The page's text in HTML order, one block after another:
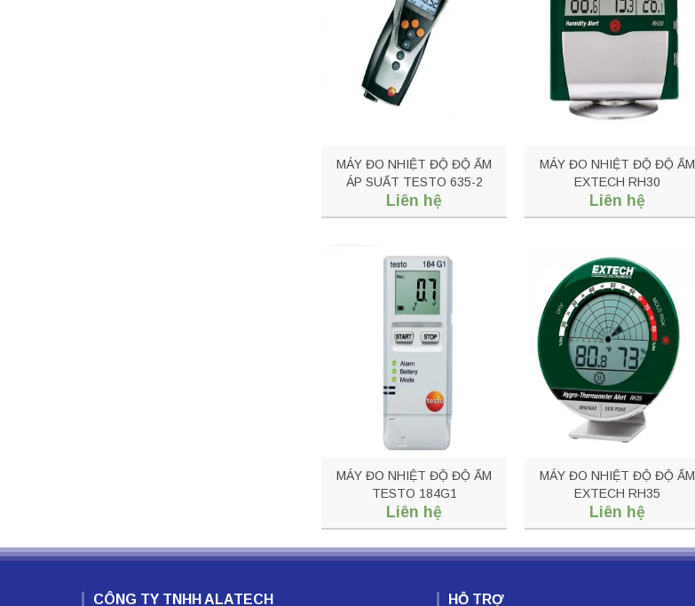
MÁY ĐO NHIỆT ĐỘ ĐỘ ẨM
ÁP SUẤT TESTO 635-2
Liên hệ
MÁY ĐO NHIỆT ĐỘ ĐỘ ẨM
EXTECH RH30
Liên hệ
MÁY ĐO NHIỆT ĐỘ ĐỘ ẨM
TESTO 184G1
Liên hệ
MÁY ĐO NHIỆT ĐỘ ĐỘ ẨM
EXTECH RH35
Liên hệ
CÔNG TY TNHH ALATECH HỖ TRỢ